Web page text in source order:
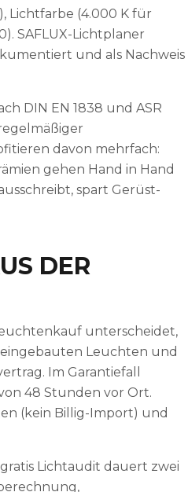
Lichtfarbe (4.000 K für
SAFLUX-Lichtplaner
und als Nachweis
DIN EN 1838 und ASR
davon mehrfach:
gehen Hand in Hand
spart Gerüst-
DER
unterscheidet,
eingebauten Leuchten und
Im Garantiefall
48 Stunden vor Ort.
(kein Billig-Import) und
Lichtaudit dauert zwei